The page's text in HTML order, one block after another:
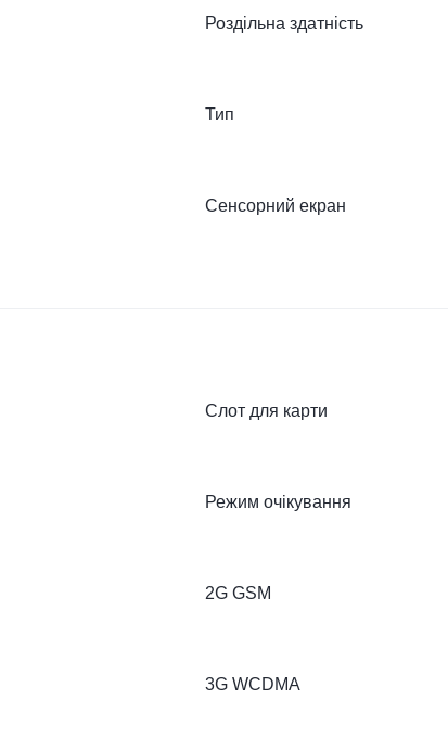
Роздільна здатність
Тип
Сенсорний екран
Слот для карти
Режим очікування
2G GSM
3G WCDMA